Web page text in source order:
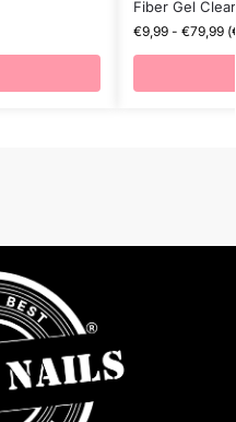
Fiber Gel Clear
€9,99 - €79,99(